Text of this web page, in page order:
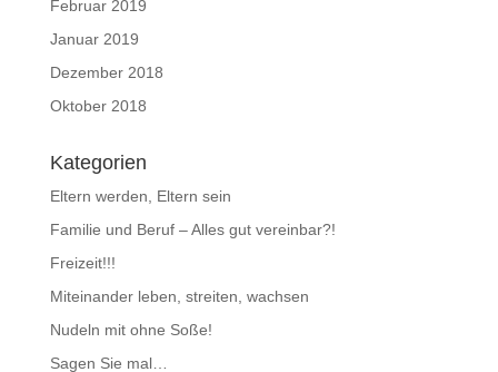
Februar 2019
Januar 2019
Dezember 2018
Oktober 2018
Kategorien
Eltern werden, Eltern sein
Familie und Beruf – Alles gut vereinbar?!
Freizeit!!!
Miteinander leben, streiten, wachsen
Nudeln mit ohne Soße!
Sagen Sie mal…